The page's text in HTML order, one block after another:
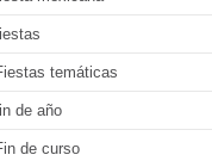
temáticas
de año
de curso